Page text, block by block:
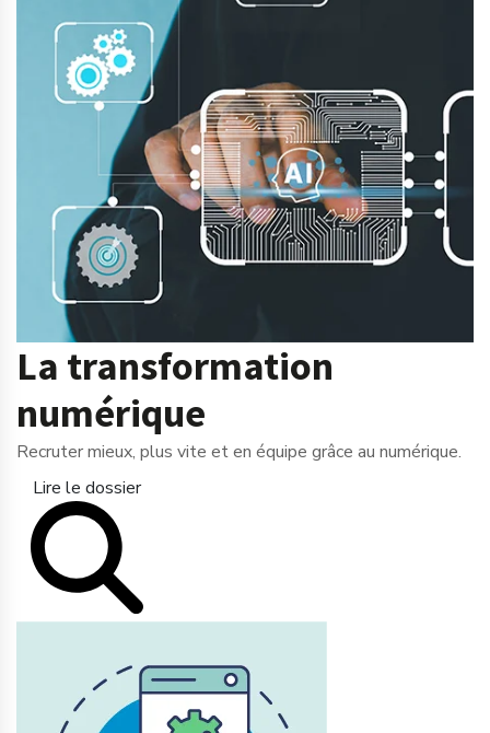
La transformation
numérique
Recruter mieux, plus vite et en équipe grâce au numérique.
Lire le dossier